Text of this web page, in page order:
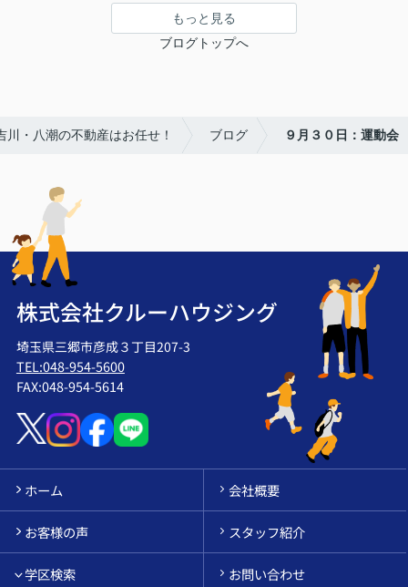
もっと見る
ブログトップへ
・八潮の不動産はお任せ！ ブログ ９月３０日：運動会
株式会社クルーハウジング
埼玉県三郷市彦成３丁目207-3
TEL:048-954-5600
FAX:048-954-5614
ホーム 会社概要
お客様の声 スタッフ紹介
学区検索 お問い合わせ